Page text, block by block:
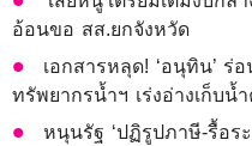
อ้อนขอ สส.ยกจังหวัด
เอกสารหลุด! ‘อนุทิน’ ร่
ทรัพยากรน้ำฯ เร่งอ่างเก็บน้
หนุนรัฐ ‘ปฏิรูปภาษี-รื้อร